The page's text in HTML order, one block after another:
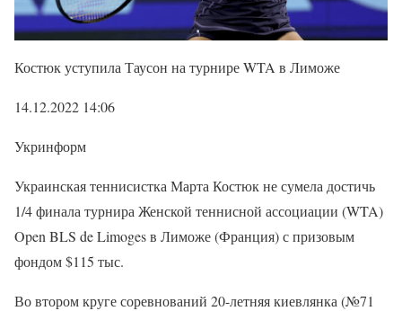
Костюк уступила Таусон на турнире WTA в Лиможе
14.12.2022 14:06
Укринформ
Украинская теннисистка Марта Костюк не сумела достичь
1/4 финала турнира Женской теннисной ассоциации (WTA)
Open BLS de Limoges в Лиможе (Франция) с призовым
фондом $115 тыс.
Во втором круге соревнований 20-летняя киевлянка (№71